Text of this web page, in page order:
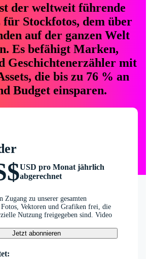
der weltweit führende
Stockfotos, dem über
auf der ganzen Welt
Es befähigt Marken,
Geschichtenerzähler mit
die bis zu 76 % an
Budget einsparen.
USD pro Monat jährlich
abgerechnet
Zugang zu unserer gesamten
Vektoren und Grafiken frei, die
Nutzung freigegeben sind. Video
Jetzt abonnieren